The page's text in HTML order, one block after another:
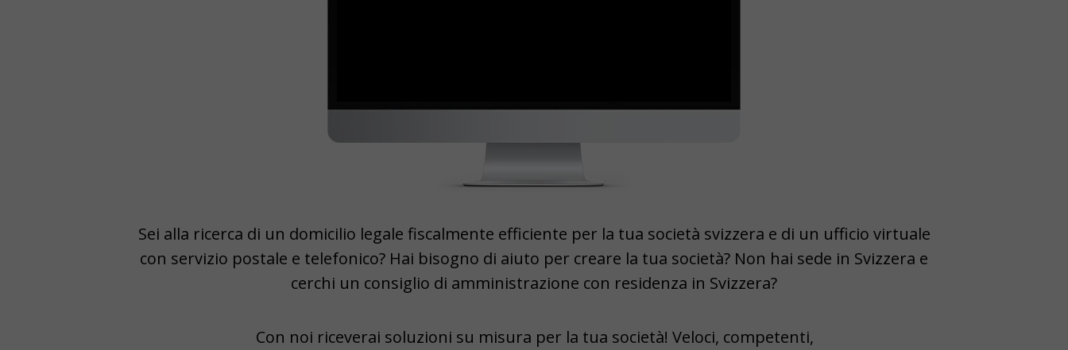
Sei alla ricerca di un domicilio legale fiscalmente efficiente per la tua società svizzera e di un ufficio virtuale
con servizio postale e telefonico? Hai bisogno di aiuto per creare la tua società? Non hai sede in Svizzera e
cerchi un consiglio di amministrazione con residenza in Svizzera?
Con noi riceverai soluzioni su misura per la tua società! Veloci, competenti,